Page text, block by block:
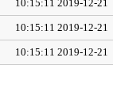
2019-12-21 10:15:11
2019-12-21 10:15:11
2019-12-21 10:15:11